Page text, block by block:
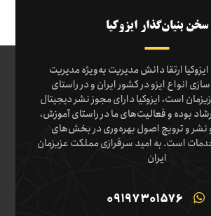
سخن بنیان‌گذار ایزوکیا
ارتقا دانش مدیریت به‌ویژه مدیریت
انواع ایزو در کشور ایران و در راستای
است، ایزوکیا دارای مجوز نشر دیجیتال
بوده و فعالیت‌های ما در راستای آموزش،
و ترویج اصول بهره‌وری در بخش‌های
است. به امید سرفرازی مملکت عزیزمان
ایران
09197301576